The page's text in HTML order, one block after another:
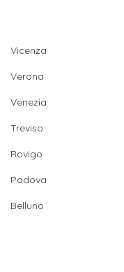
Vicenza
Verona
Venezia
Treviso
Rovigo
Padova
Belluno